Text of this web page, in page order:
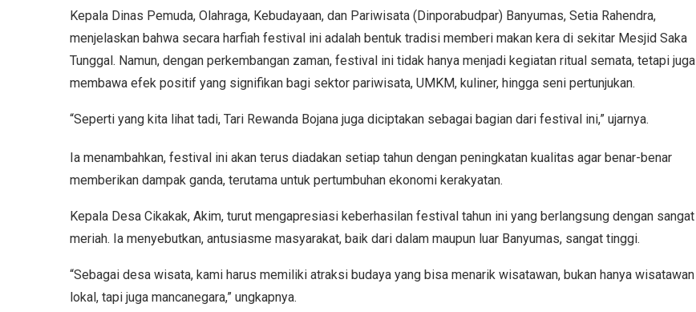
Kepala Dinas Pemuda, Olahraga, Kebudayaan, dan Pariwisata (Dinporabudpar) Banyumas, Setia Rahendra,
menjelaskan bahwa secara harfiah festival ini adalah bentuk tradisi memberi makan kera di sekitar Mesjid Saka
Tunggal. Namun, dengan perkembangan zaman, festival ini tidak hanya menjadi kegiatan ritual semata, tetapi juga
membawa efek positif yang signifikan bagi sektor pariwisata, UMKM, kuliner, hingga seni pertunjukan.
“Seperti yang kita lihat tadi, Tari Rewanda Bojana juga diciptakan sebagai bagian dari festival ini,” ujarnya.
Ia menambahkan, festival ini akan terus diadakan setiap tahun dengan peningkatan kualitas agar benar-benar
memberikan dampak ganda, terutama untuk pertumbuhan ekonomi kerakyatan.
Kepala Desa Cikakak, Akim, turut mengapresiasi keberhasilan festival tahun ini yang berlangsung dengan sangat
meriah. Ia menyebutkan, antusiasme masyarakat, baik dari dalam maupun luar Banyumas, sangat tinggi.
“Sebagai desa wisata, kami harus memiliki atraksi budaya yang bisa menarik wisatawan, bukan hanya wisatawan
lokal, tapi juga mancanegara,” ungkapnya.